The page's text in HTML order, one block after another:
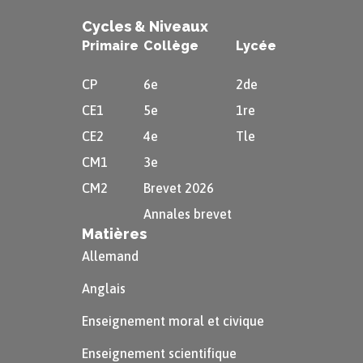
Plate-forme intermodale ou
multimodale :
routes, parfois voies d’eau). Cette
plate-forme permet des déplacements
Cycles & Niveaux
Primaire
CP
CE1
CE2
CM1
CM2
Collège
6e
5e
4e
3e
Brevet 2026
Annales brevet
Lycée
2de
1re
Tle
Matières
Allemand
Anglais
Enseignement moral et civique
Enseignement scientifique